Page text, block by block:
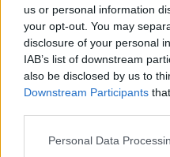
us or personal information
your opt-out. You may
disclosure of your personal
IAB’s list of downstream
also be disclosed by us to
Downstream Participants
Please note that this
Personal Data
ΠΕΡΙΣΣΌΤΕΡΑ